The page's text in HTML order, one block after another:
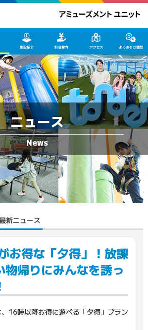
施設紹介 料金案内 アクセス よくあるご質問
ニュース
最新ニュース
お得な「夕得」！放課
物帰りにみんなを誘っ
16時以降お得に遊べる「夕得」プラン